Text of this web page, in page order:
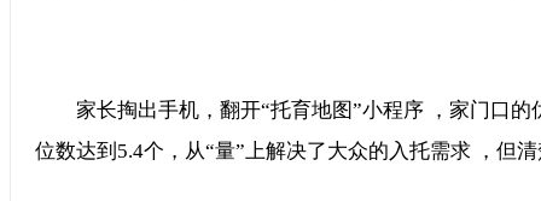
家长掏出手机，翻开“托育地图”小程序 ，家门口
位数达到5.4个，从“量”上解决了大众的入托需求 ，但清